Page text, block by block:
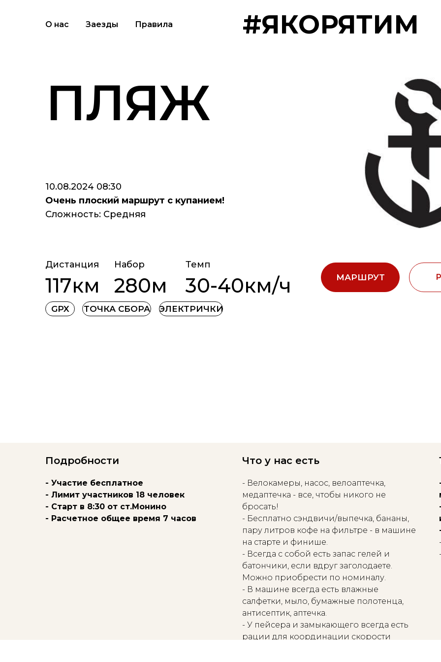
#ЯКОРЯТИМ
О нас Заезды Правила
10.08.2024 08:30
Очень плоский маршрут с купанием!
Сложность: Средняя
117км
Дистанция
280м
Набор
30-40км/ч
Темп
МАРШРУТ
GPX ЭЛЕКТРИЧКИ
ТОЧКА СБОРА
ПЛЯЖ
Подробности
- Участие бесплатное
- Лимит участников 18 человек
- Старт в 8:30 от ст.Монино
- Расчетное общее время 7 часов
Что у нас есть
- Велокамеры, насос, велоаптечка,
медаптечка - все, чтобы никого не
бросать!
- Бесплатно сэндвичи/выпечка, бананы,
пару литров кофе на фильтре - в машине
на старте и финише.
- Всегда с собой есть запас гелей и
батончики, если вдруг заголодаете.
Можно приобрести по номиналу.
- В машине всегда есть влажные
салфетки, мыло, бумажные полотенца,
антисептик, аптечка.
- У пейсера и замыкающего всегда есть
рации для координации скорости